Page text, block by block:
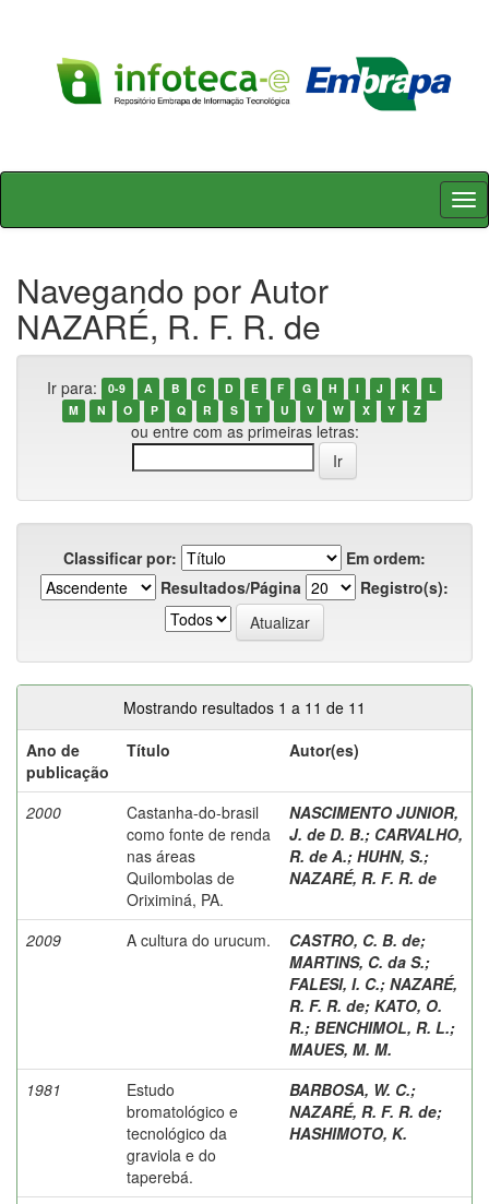
Skip
Navegando por Autor
NAZARÉ, R. F. R. de
Ir para: 0-9 A B C D E F G H I J K
L
M
N O P Q R S T U V W X Y Z
ou entre com as primeiras letras:
Classificar por:
Em ordem:
Resultados/Página
Registro(s):
Mostrando resultados 1 a 11 de 11
Ano de
publicação
Título Autor(es)
2000
Castanha-do-brasil
como fonte de renda
nas áreas
Quilombolas de
Oriximiná, PA.
NASCIMENTO JUNIOR,
J. de D. B.; CARVALHO,
R. de A.; HUHN, S.;
NAZARÉ, R. F. R. de
2009 A cultura do urucum. CASTRO, C. B. de;
MARTINS, C. da S.;
FALESI, I. C.; NAZARÉ,
R. F. R. de; KATO, O.
R.; BENCHIMOL, R. L.;
MAUES, M. M.
1981
Estudo
bromatológico e
tecnológico da
graviola e do
taperebá.
BARBOSA, W. C.;
NAZARÉ, R. F. R. de;
HASHIMOTO, K.